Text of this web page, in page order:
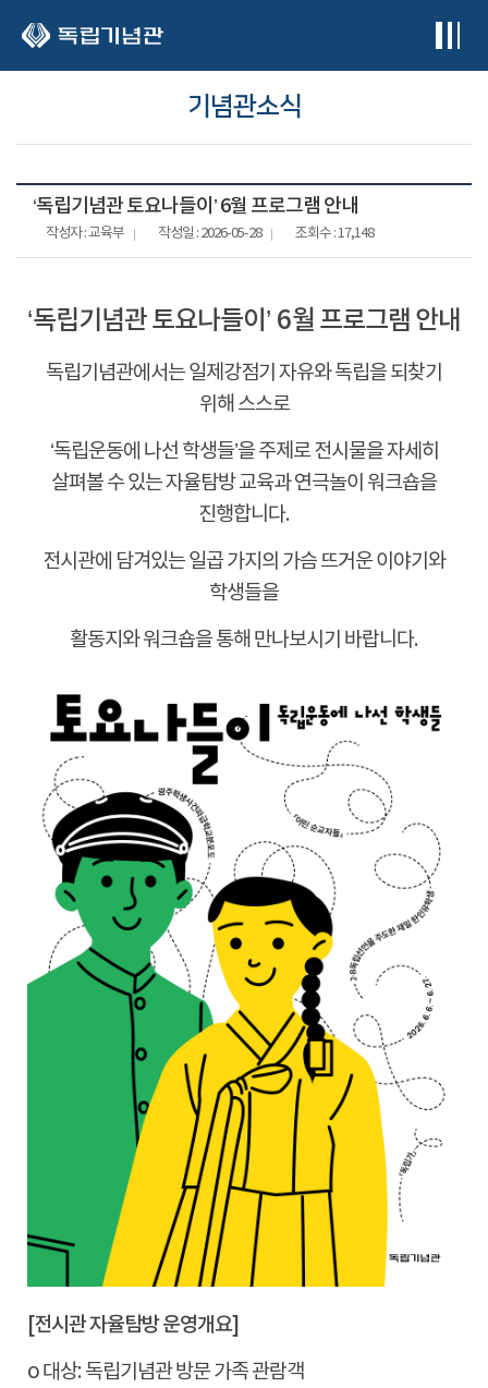
기념관소식
‘독립기념관 토요나들이’ 6월 프로그램 안내
작성자 : 교육부 작성일 : 2026-05-28 조회수 : 17,148
‘독립기념관 토요나들이 ’ 6월 프로그램 안내
독립기념관에서는 일제강점기 자유와 독립을 되찾기
위해 스스로
‘독립운동에 나선 학생들’을 주제로 전시물을 자세히
살펴볼 수 있는 자율탐방 교육과 연극놀이 워크숍을
진행합니다.
전시관에 담겨있는 일곱 가지의 가슴 뜨거운 이야기와
학생들을
활동지와 워크숍을 통해 만나보시기 바랍니다.
[전시관 자율탐방 운영개요]
o 대상: 독립기념관 방문 가족 관람객